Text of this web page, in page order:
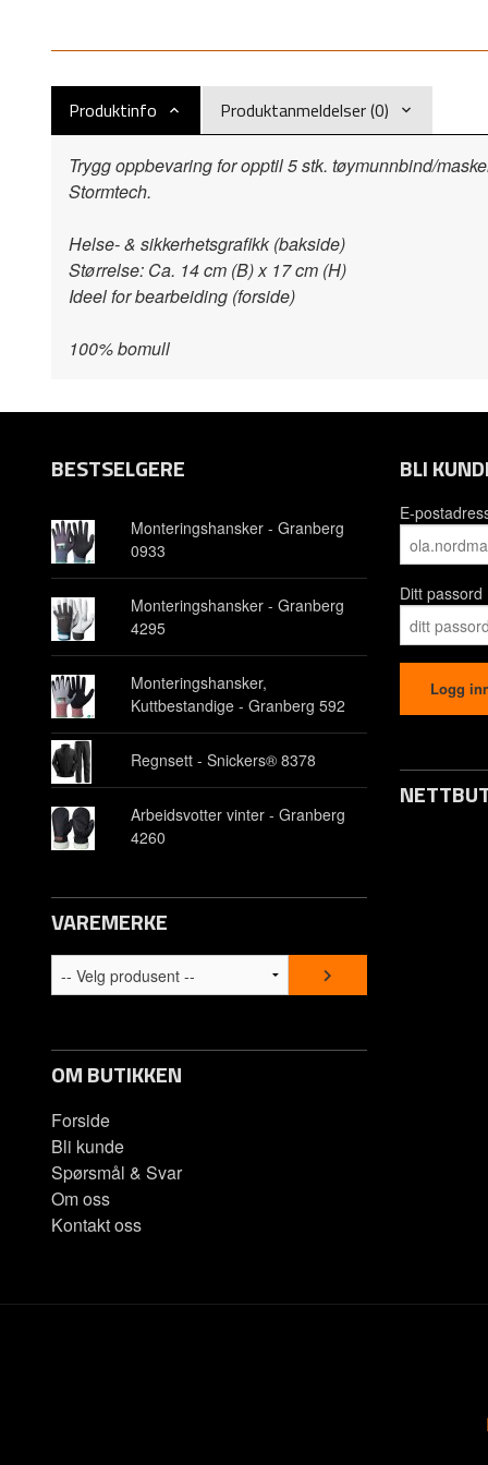
Produktinfo Produktanmeldelser (0)
Trygg oppbevaring for opptil 5 stk. tøymunnbind/
Stormtech.
Helse- & sikkerhetsgrafikk (bakside)
Størrelse: Ca. 14 cm (B) x 17 cm (H)
Ideel for bearbeiding (forside)
100% bomull
BESTSELGERE
Monteringshansker - Granberg
0933
Monteringshansker - Granberg
4295
Monteringshansker,
Kuttbestandige - Granberg 592
Regnsett - Snickers® 8378
Arbeidsvotter vinter - Granberg
4260
VAREMERKE
OM BUTIKKEN
Forside
Bli kunde
Spørsmål & Svar
Om oss
Kontakt oss
BLI
E-
Ditt passord